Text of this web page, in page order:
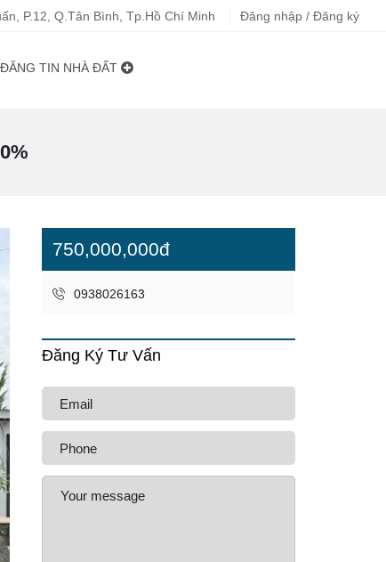
P.12, Q.Tân Bình, Tp.Hồ Chí Minh Đăng nhập / Đăng ký
ĐĂNG TIN NHÀ ĐẤT
750,000,000đ
0938026163
Đăng Ký Tư Vấn